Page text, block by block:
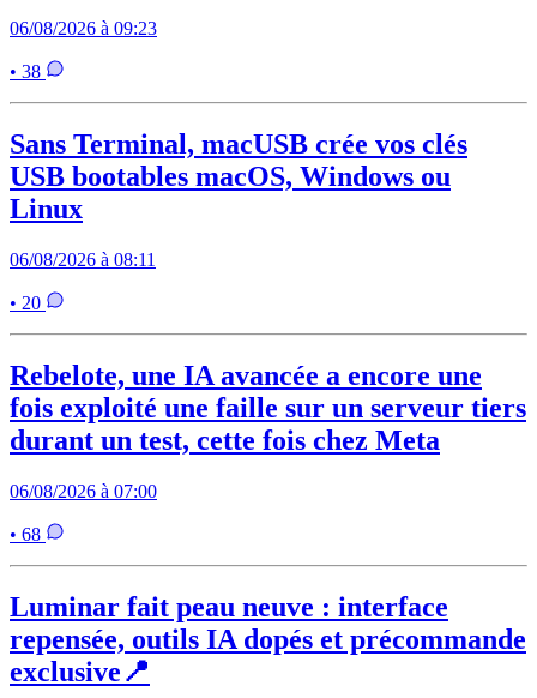
06/08/2026 à 09:23
• 38
Sans Terminal, macUSB crée vos clés
USB bootables macOS, Windows ou
Linux
06/08/2026 à 08:11
• 20
Rebelote, une IA avancée a encore une
fois exploité une faille sur un serveur tiers
durant un test, cette fois chez Meta
06/08/2026 à 07:00
• 68
Luminar fait peau neuve : interface
repensée, outils IA dopés et précommande
exclusive📍